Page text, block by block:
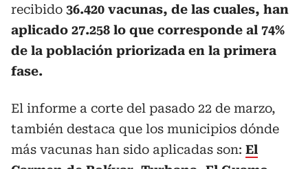
recibido 36.420 vacunas, de las cuales, han
aplicado 27.258 lo que corresponde al 74%
de la población priorizada en la primera
fase.
El informe a corte del pasado 22 de marzo,
también destaca que los municipios dónde
más vacunas han sido aplicadas son: El